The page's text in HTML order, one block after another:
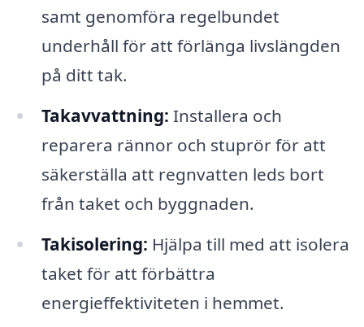
samt genomföra regelbundet
underhåll för att förlänga livslängden
på ditt tak.
Takavvattning: Installera och
reparera rännor och stuprör för att
säkerställa att regnvatten leds bort
från taket och byggnaden.
Takisolering: Hjälpa till med att isolera
taket för att förbättra
energieffektiviteten i hemmet.